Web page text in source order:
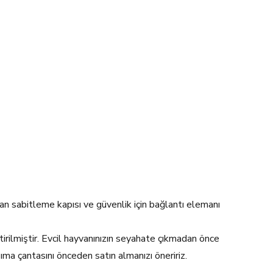
sabitleme kapısı ve güvenlik için bağlantı elemanı
Evcil hayvanınızın seyahate çıkmadan önce
çantasını önceden satın almanızı öneririz.